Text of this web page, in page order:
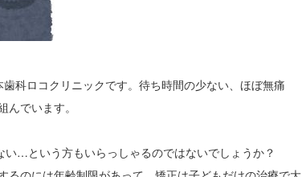
科ロコクリニックです。待ち時間の少ない、ほぼ無痛
でいます。
い…という方もいらっしゃるのではないでしょうか？